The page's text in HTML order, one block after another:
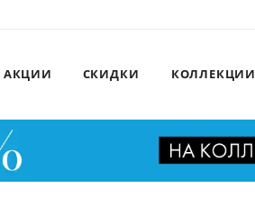
АКЦИИ СКИДКИ КОЛЛЕКЦИИ